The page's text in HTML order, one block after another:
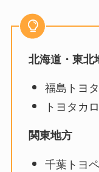
北海道・東北
福島トヨ
トヨタカ
関東地方
千葉トヨ